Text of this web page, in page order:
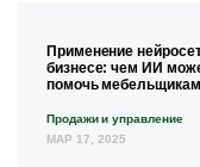
Применение
бизнесе: чем ИИ
помочь
Продажи и управление
МАР 17, 2025